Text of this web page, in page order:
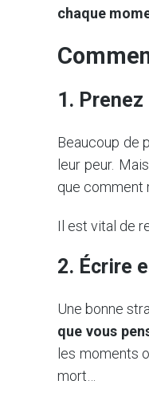
chaque
1.
Beaucoup de
leur peur.
que comment
Il est vital de
2. Écrire
Une bonne
que vous
les moments
mort…